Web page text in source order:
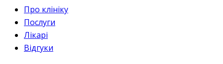
Про клініку
Послуги
Лікарі
Відгуки